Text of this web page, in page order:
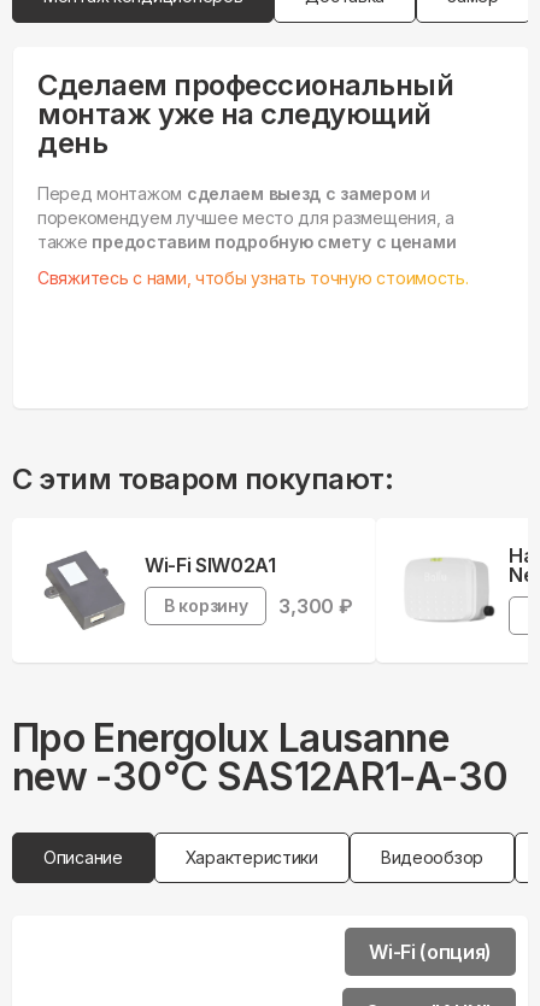
Сделаем профессиональный
монтаж уже на следующий
день
Перед монтажом сделаем выезд с замером и
порекомендуем лучшее место для размещения, а
также предоставим подробную смету с ценами
Свяжитесь с нами, чтобы узнать точную стоимость.
С этим товаром покупают:
Wi-Fi SIW02A1
В корзину 3,300 ₽
Про Energolux Lausanne
new -30°С SAS12AR1-A-30
Описание Характеристики Видеообзор
Wi-Fi (опция)